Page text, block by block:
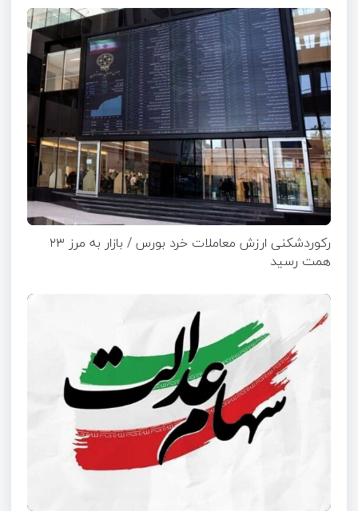
رکوردشکنی ارزش معاملات خرد بورس / بازار به مرز ۲۳
همت رسید